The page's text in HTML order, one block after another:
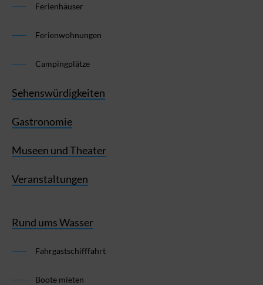
Ferienhäuser
Ferienwohnungen
Campingplätze
Sehenswürdigkeiten
Gastronomie
Museen und Theater
Veranstaltungen
Rund ums Wasser
Fahrgastschifffahrt
Boote mieten